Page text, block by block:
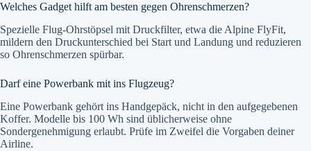
Welches Gadget hilft am besten gegen Ohrenschmerzen?
Spezielle Flug-Ohrstöpsel mit Druckfilter, etwa die Alpine FlyFit,
mildern den Druckunterschied bei Start und Landung und reduzieren
so Ohrenschmerzen spürbar.
Darf eine Powerbank mit ins Flugzeug?
Eine Powerbank gehört ins Handgepäck, nicht in den aufgegebenen
Koffer. Modelle bis 100 Wh sind üblicherweise ohne
Sondergenehmigung erlaubt. Prüfe im Zweifel die Vorgaben deiner
Airline.